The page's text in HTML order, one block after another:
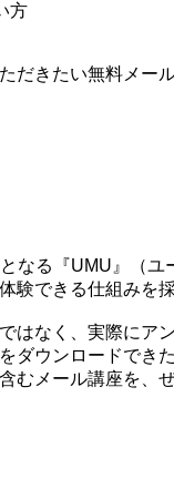
方
だきたい無料メール
なる『UMU』（ユ
験できる仕組みを
はなく、実際にア
ダウンロードでき
むメール講座を、